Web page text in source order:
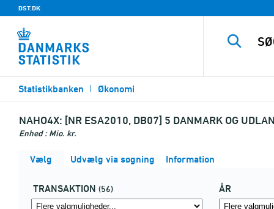
DST.DK
Statistikbanken Økonomi
NAHO4X: [NR ESA2010, DB07] 5 DANMARK OG
Enhed : Mio. kr.
Vælg Udvælg via søgning Information
TRANSAKTION (56) ÅR